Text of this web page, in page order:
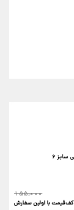
6
155,000
کف‌قیمت با اولین سفارش